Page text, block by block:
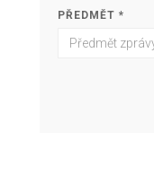
PŘEDMĚT *